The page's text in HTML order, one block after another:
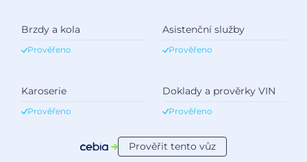
Brzdy a kola
Prověřeno
Asistenční služby
Prověřeno
Karoserie
Prověřeno
Doklady a prověrky VIN
Prověřeno
Prověřit tento vůz